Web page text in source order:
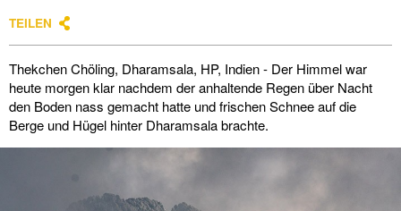
TEILEN
Thekchen Chöling, Dharamsala, HP, Indien - Der Himmel war
heute morgen klar nachdem der anhaltende Regen über Nacht
den Boden nass gemacht hatte und frischen Schnee auf die
Berge und Hügel hinter Dharamsala brachte.